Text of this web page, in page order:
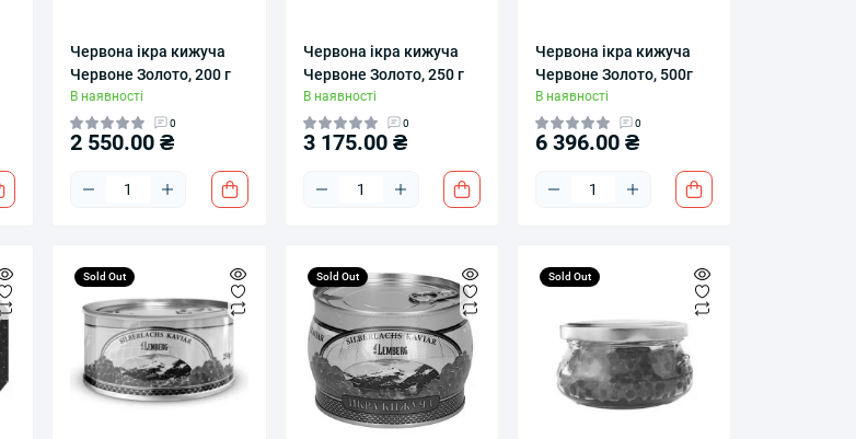
Червона ікра кижуча
Червоне Золото, 200 г
В наявності
0
2 550.00 ₴
Червона ікра кижуча
Червоне Золото, 250 г
В наявності
0
3 175.00 ₴
Червона ікра кижуча
Червоне Золото, 500г
В наявності
0
6 396.00 ₴
Sold Out Sold Out Sold Out